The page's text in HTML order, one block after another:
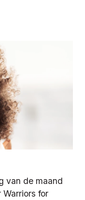
van de maand
Warriors for